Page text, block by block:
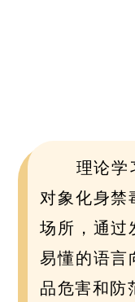
理论学
对象化身禁
场所，通过
易懂的语言
品危害和防